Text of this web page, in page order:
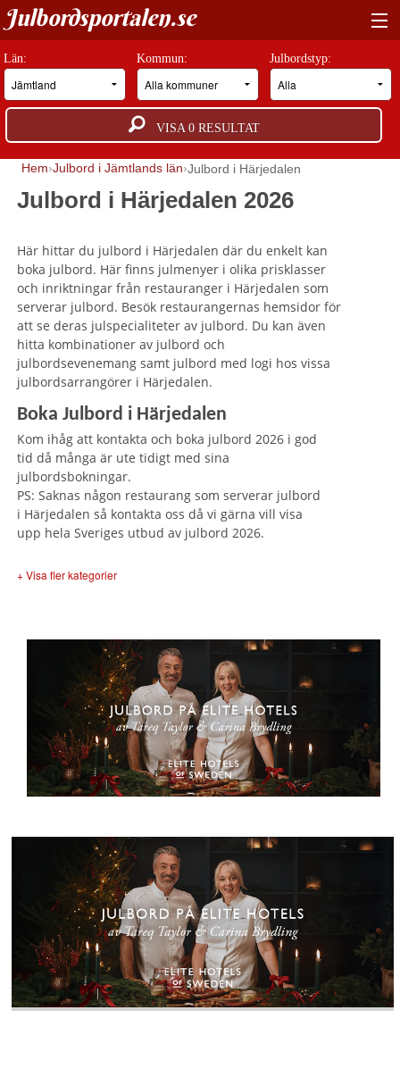
Julbordsportalen.se
HITTA RÄTT JULBORD
BOKNINGSFÖRFRÅGAN
GUIDER
ANNONSERA
Län: Kommun: Julbordstyp:
VISA 0RESULTAT
Hem Julbord i Jämtlands län Julbord i Härjedalen
Julbord i Härjedalen 2026
Här hittar du julbord i Härjedalen där du enkelt kan
boka julbord. Här finns julmenyer i olika prisklasser
och inriktningar från restauranger i Härjedalen som
serverar julbord. Besök restaurangernas hemsidor för
att se deras julspecialiteter av julbord. Du kan även
hitta kombinationer av julbord och
julbordsevenemang samt julbord med logi hos vissa
julbordsarrangörer i Härjedalen.
Boka Julbord i Härjedalen
Kom ihåg att kontakta och boka julbord 2026 i god
tid då många är ute tidigt med sina
julbordsbokningar.
PS: Saknas någon restaurang som serverar julbord
i Härjedalen så kontakta oss då vi gärna vill visa
upp hela Sveriges utbud av julbord 2026.
+ Visa fler kategorier